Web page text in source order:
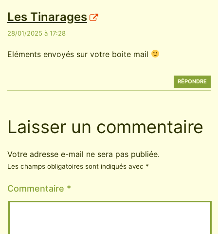
Les Tinarages
28/01/2025 à 17:28
Eléments envoyés sur votre boite mail
RÉPONDRE
Laisser un commentaire
Votre adresse e-mail ne sera pas publiée.
Les champs obligatoires sont indiqués avec *
Commentaire *